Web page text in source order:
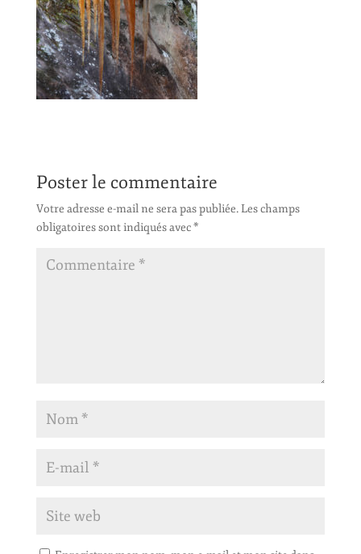
Poster le commentaire
Votre adresse e-mail ne sera pas publiée.Les champs
obligatoires sont indiqués avec*